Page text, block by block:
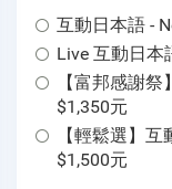
互動日本語 -
Live 互動日本
【富邦感謝
$1,350元
【輕鬆選】
$1,500元